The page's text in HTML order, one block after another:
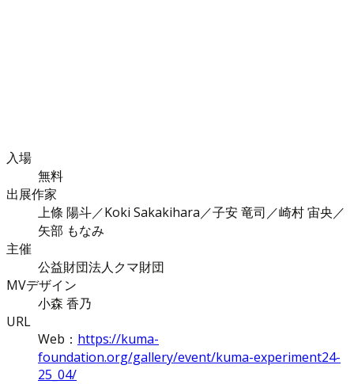
入場
無料
出展作家
上條 陽斗／Koki Sakakihara／子安 竜司／崎村 宙央／
矢部 もなみ
主催
公益財団法人クマ財団
MVデザイン
小森 香乃
URL
Web： https://kuma-
foundation.org/gallery/event/kuma-experiment24-
25_04/